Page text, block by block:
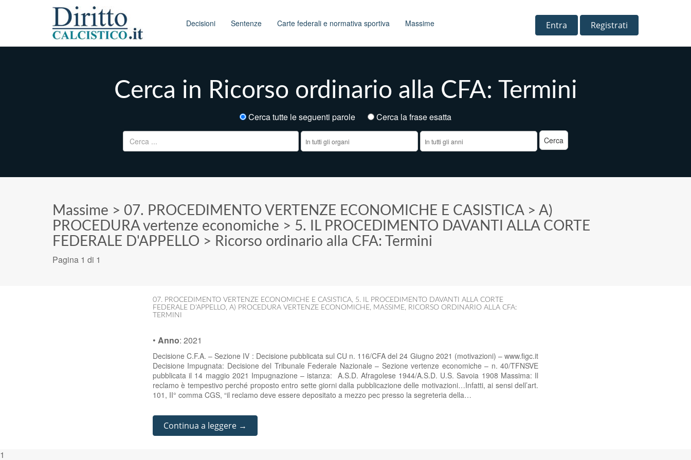
Main menu Decisioni Sentenze Carte federali e normativa sportiva Massime Entra Registrati
Cerca in Ricorso ordinario alla CFA: Termini
Cerca tutte le seguenti parole
Cerca la frase esatta
Ricerca per:
Massime > 07. PROCEDIMENTO VERTENZE ECONOMICHE E CASISTICA> A)
PROCEDURA vertenze economiche > 5. IL PROCEDIMENTO DAVANTI ALLA CORTE
FEDERALE D'APPELLO > Ricorso ordinario alla CFA: Termini
Pagina 1 di 1
07. PROCEDIMENTO VERTENZE ECONOMICHE E CASISTICA, 5. IL PROCEDIMENTO DAVANTI ALLA CORTE
FEDERALE D'APPELLO, A) PROCEDURA VERTENZE ECONOMICHE, MASSIME, RICORSO ORDINARIO ALLA CFA:
TERMINI
• Anno: 2021
Decisione C.F.A. – Sezione IV : Decisione pubblicata sul CU n. 116/CFA del 24 Giugno 2021 (motivazioni) – www.figc.it
Decisione Impugnata: Decisione del Tribunale Federale Nazionale – Sezione vertenze economiche – n. 40/TFNSVE
pubblicata il 14 maggio 2021 Impugnazione – istanza: A.S.D. Afragolese 1944/A.S.D. U.S. Savoia 1908 Massima: Il
reclamo è tempestivo perché proposto entro sette giorni dalla pubblicazione delle motivazioni…Infatti, ai sensi dell’art.
101, II° comma CGS, “il reclamo deve essere depositato a mezzo pec presso la segreteria della…
Continua a leggere →
1